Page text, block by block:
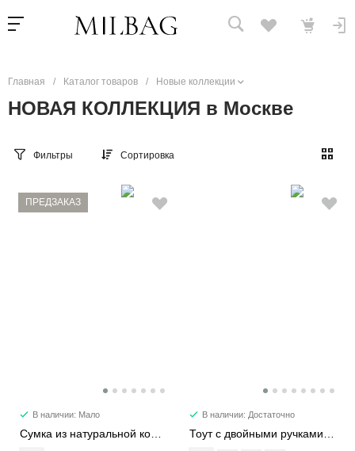
Главная / Каталог товаров / Новые коллекции
НОВАЯ КОЛЛЕКЦИЯ в Москве
Фильтры Сортировка
ПРЕДЗАКАЗ
В наличии: Мало В наличии: Достаточно